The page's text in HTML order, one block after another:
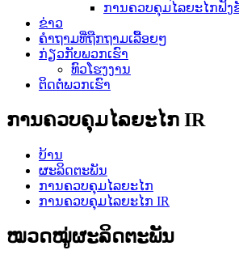
ການຄວບຄຸມໄລຍະໄກຟັ
ຂ່າວ
ຄຳຖາມທີ່ຖືກຖາມເລື້ອຍໆ
ກ່ຽວກັບພວກເຮົາ
ທົວໂຮງງານ
ຕິດຕໍ່ພວກເຮົາ
ການຄວບຄຸມໄລຍະໄກ IR
ບ້ານ
ຜະລິດຕະພັນ
ການຄວບຄຸມໄລຍະໄກ
ການຄວບຄຸມໄລຍະໄກ IR
ໝວດໝູ່ຜະລິດຕະພັນ